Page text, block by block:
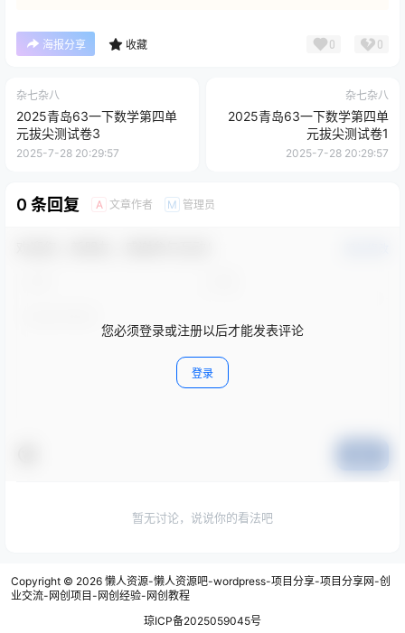
海报分享 收藏 0 0
杂七杂八
2025青岛63一下数学第四单
元拔尖测试卷3
2025-7-28 20:29:57
杂七杂八
2025青岛63一下数学第四单
元拔尖测试卷1
2025-7-28 20:29:57
0 条回复 A 文章作者 M 管理员
您必须登录或注册以后才能发表评论
登录
暂无讨论，说说你的看法吧
Copyright © 2026 懒人资源-懒人资源吧-wordpress-项目分享-项目分享网-创
业交流-网创项目-网创经验-网创教程
琼ICP备2025059045号